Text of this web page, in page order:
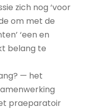
zich nog ‘voor
om met de
‘een en
belang te
— het
praeparatoir